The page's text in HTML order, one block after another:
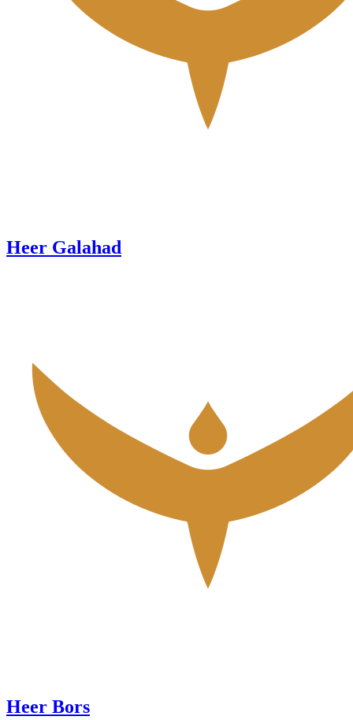
Heer Galahad
Heer Bors